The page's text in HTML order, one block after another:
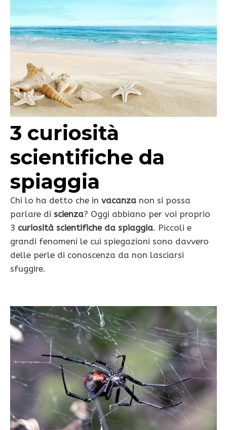
3 curiosità
scientifiche da
spiaggia
Chi lo ha detto che in vacanza non si possa
parlare di scienza? Oggi abbiano per voi proprio
3 curiosità scientifiche da spiaggia. Piccoli e
grandi fenomeni le cui spiegazioni sono davvero
delle perle di conoscenza da non lasciarsi
sfuggire.